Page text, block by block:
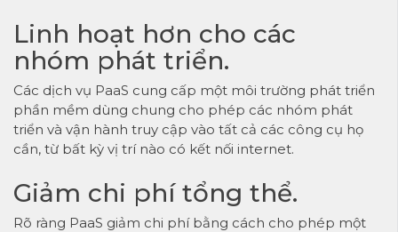
Linh hoạt hơn cho các
nhóm phát triển.
Các dịch vụ PaaS cung cấp một môi trường phát triển
phần mềm dùng chung cho phép các nhóm phát
triển và vận hành truy cập vào tất cả các công cụ họ
cần, từ bất kỳ vị trí nào có kết nối internet.
Giảm chi phí tổng thể.
Rõ ràng PaaS giảm chi phí bằng cách cho phép một